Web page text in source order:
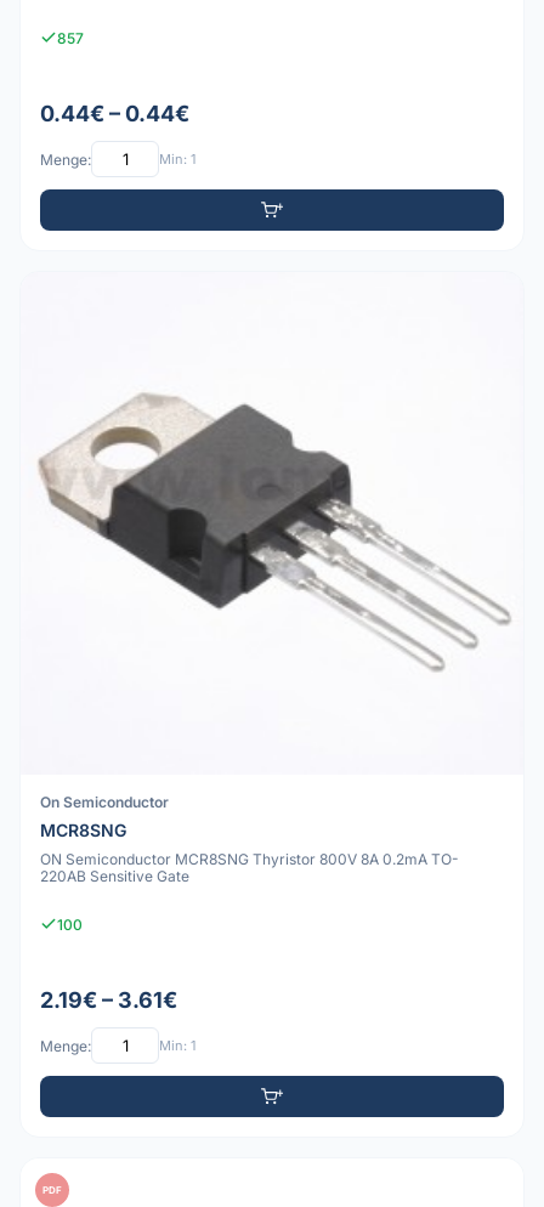
857
0.44€ – 0.44€
Menge: Min: 1
On Semiconductor
MCR8SNG
ON Semiconductor MCR8SNG Thyristor 800V 8A 0.2mA TO-
220AB Sensitive Gate
100
2.19€ – 3.61€
Menge: Min: 1
PDF